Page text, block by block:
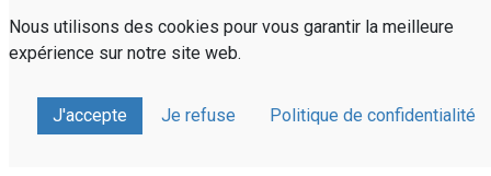
Devis personnalisé
Livraison rapide
Description
Nous utilisons des cookies pour vous garantir la meilleure
expérience sur notre site web.
J'accepte Je refuse Politique de confidentialité